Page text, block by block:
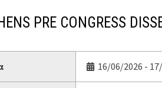
PRE CONGRESS
16/06/2026 -